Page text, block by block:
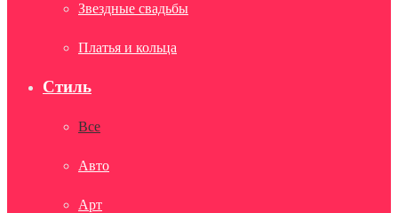
Звездные свадьбы
Платья и кольца
Стиль
Все
Авто
Арт